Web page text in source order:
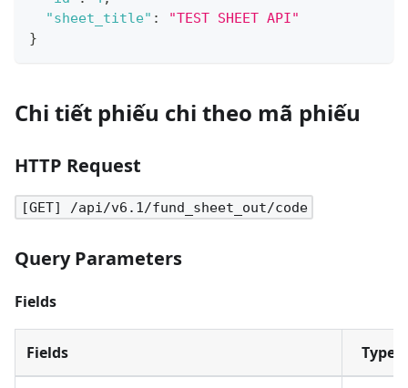
"sheet_title" :
"TEST SHEET API"
}
Chi tiết phiếu chi theo mã phiếu
HTTP Request
[GET] /api/v6.1/fund_sheet_out/code
Query Parameters
Fields
Fields Type